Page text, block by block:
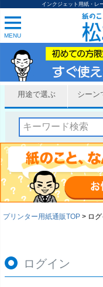
インクジェット用紙・レ
MENU
用途で選ぶ シーン
プリンター用紙通販TOP ロ
ログイン